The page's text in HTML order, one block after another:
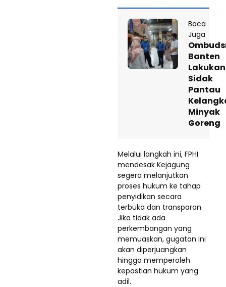
Baca
Juga
Banten
Lakukan
Sidak
Pantau
Minyak
Goreng
Melalui langkah ini, FPHI
mendesak Kejagung
segera melanjutkan
proses hukum ke tahap
penyidikan secara
terbuka dan transparan.
Jika tidak ada
perkembangan yang
memuaskan, gugatan ini
akan diperjuangkan
hingga memperoleh
kepastian hukum yang
adil.